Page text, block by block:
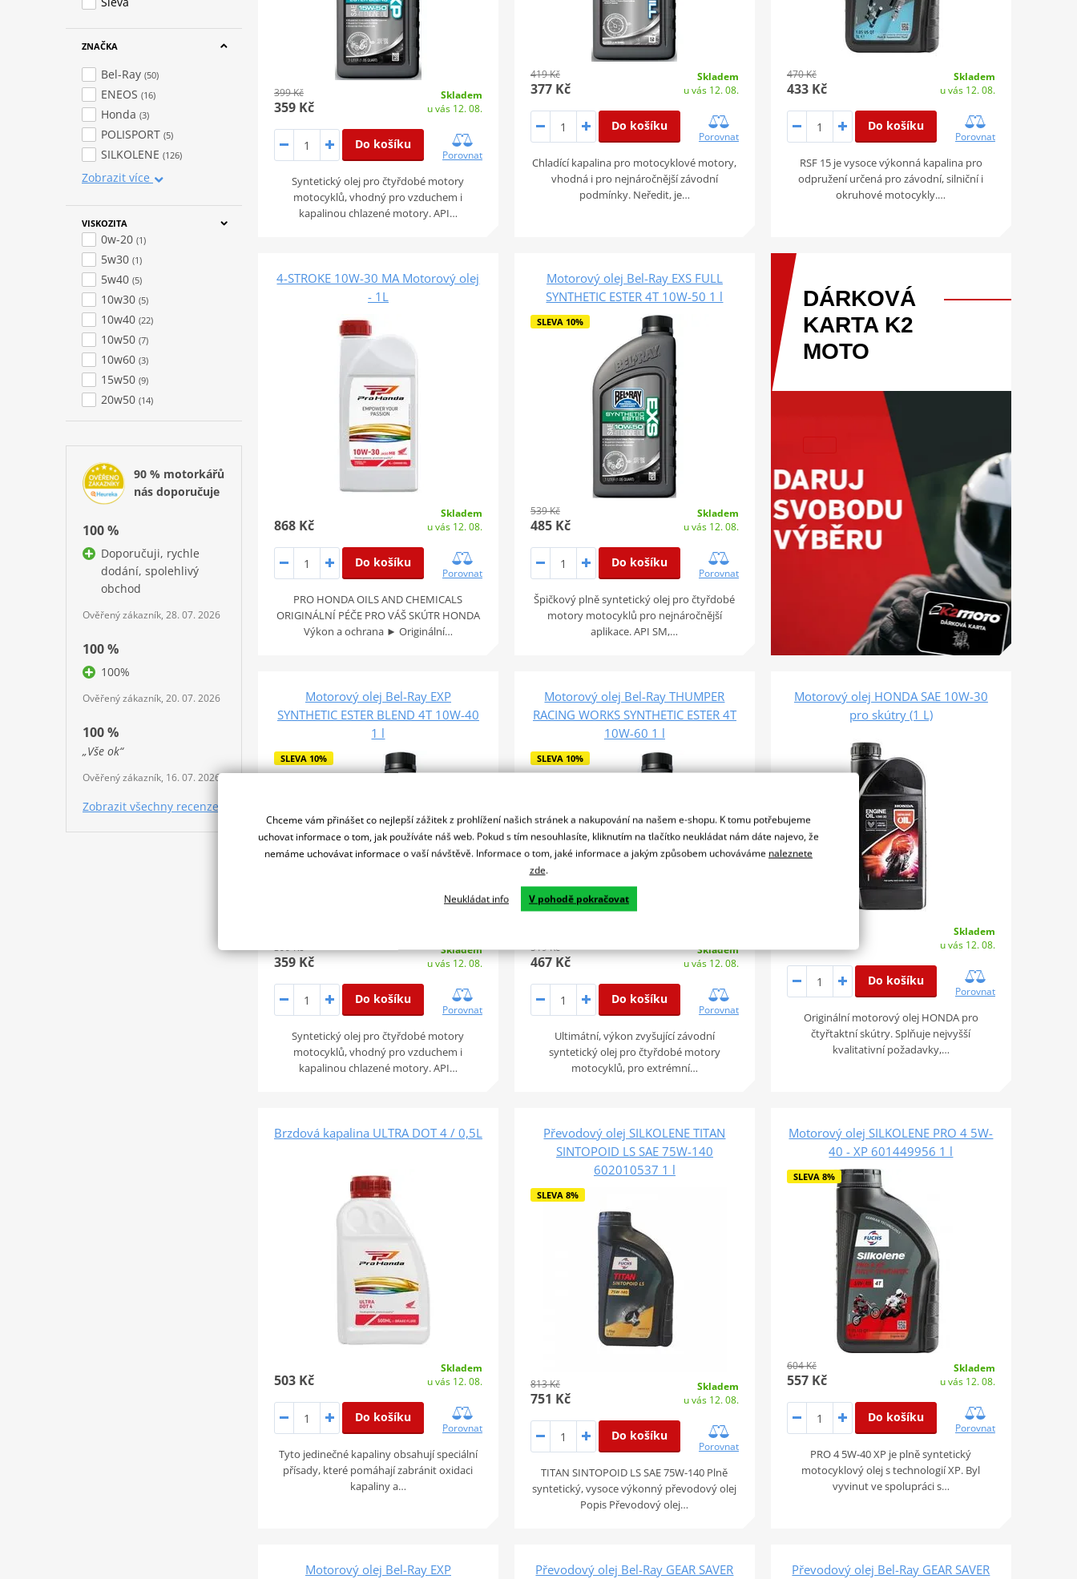
ZNAČKA
Bel-Ray (50)
ENEOS (16)
Honda (3)
POLISPORT (5)
SILKOLENE (126)
Zobrazit více
VISKOZITA
0w-20 (1)
5w30 (1)
5w40 (5)
10w30 (5)
10w40 (22)
10w50 (7)
10w60 (3)
15w50 (9)
20w50 (14)
90 % motorkářů
nás doporučuje
100 %
Doporučuji, rychle
dodání, spolehlivý
obchod
Ověřený zákazník, 28. 07. 2026
100 %
100%
Ověřený zákazník, 20. 07. 2026
100 %
„Vše ok“
Ověřený zákazník, 16. 07. 2026
Zobrazit všechny recenze
399 Kč
359 Kč
Skladem
u vás 12. 08.
Do košíku
Porovnat
Syntetický olej pro čtyřdobé motory
motocyklů, vhodný pro vzduchem i
kapalinou chlazené motory. API…
419 Kč
377 Kč
Skladem
u vás 12. 08.
Do košíku
Porovnat
Chladící kapalina pro motocyklové motory,
vhodná i pro nejnáročnější závodní
podmínky. Neředit, je…
470 Kč
433 Kč
Skladem
u vás 12. 08.
Do košíku
Porovnat
RSF 15 je vysoce výkonná kapalina pro
odpružení určená pro závodní, silniční i
okruhové motocykly.…
4-STROKE 10W-30 MA Motorový olej
- 1L
868 Kč
Skladem
u vás 12. 08.
Do košíku
Porovnat
PRO HONDA OILS AND CHEMICALS
ORIGINÁLNÍ PÉČE PRO VÁŠ SKÚTR HONDA
Výkon a ochrana ► Originální…
Motorový olej Bel-Ray EXS FULL
SYNTHETIC ESTER 4T 10W-50 1 l
SLEVA 10%
539 Kč
485 Kč
Skladem
u vás 12. 08.
Do košíku
Porovnat
Špičkový plně syntetický olej pro čtyřdobé
motory motocyklů pro nejnáročnější
aplikace. API SM,…
DÁRKOVÁ
KARTA K2
MOTO
Motorový olej Bel-Ray EXP
SYNTHETIC ESTER BLEND 4T 10W-40
1 l
SLEVA 10%
399 Kč
359 Kč
Skladem
u vás 12. 08.
Do košíku
Porovnat
Syntetický olej pro čtyřdobé motory
motocyklů, vhodný pro vzduchem i
kapalinou chlazené motory. API…
Motorový olej Bel-Ray THUMPER
RACING WORKS SYNTHETIC ESTER 4T
10W-60 1 l
SLEVA 10%
519 Kč
467 Kč
Skladem
u vás 12. 08.
Do košíku
Porovnat
Ultimátní, výkon zvyšující závodní
syntetický olej pro čtyřdobé motory
motocyklů, pro extrémní…
Motorový olej HONDA SAE 10W-30
pro skútry (1 L)
Skladem
u vás 12. 08.
Do košíku
Porovnat
Originální motorový olej HONDA pro
čtyřtaktní skútry. Splňuje nejvyšší
kvalitativní požadavky,…
Brzdová kapalina ULTRA DOT 4 / 0,5L
503 Kč
Skladem
u vás 12. 08.
Do košíku
Porovnat
Tyto jedinečné kapaliny obsahují speciální
přísady, které pomáhají zabránit oxidaci
kapaliny a…
Převodový olej SILKOLENE TITAN
SINTOPOID LS SAE 75W-140
602010537 1 l
SLEVA 8%
813 Kč
751 Kč
Skladem
u vás 12. 08.
Do košíku
Porovnat
TITAN SINTOPOID LS SAE 75W-140 Plně
syntetický, vysoce výkonný převodový olej
Popis Převodový olej…
Motorový olej SILKOLENE PRO 4 5W-
40 - XP 601449956 1 l
SLEVA 8%
604 Kč
557 Kč
Skladem
u vás 12. 08.
Do košíku
Porovnat
PRO 4 5W-40 XP je plně syntetický
motocyklový olej s technologií XP. Byl
vyvinut ve spolupráci s…
Motorový olej Bel-Ray EXP Převodový olej Bel-Ray GEAR SAVER Převodový olej Bel-Ray GEAR SAVER
Chceme vám přinášet co nejlepší zážitek z prohlížení našich stránek a nakupování na našem e-shopu. K tomu potřebujeme
uchovat informace o tom, jak používáte náš web. Pokud s tím nesouhlasíte, kliknutím na tlačítko neukládat nám dáte najevo, že
nemáme uchovávat informace o vaší návštěvě. Informace o tom, jaké informace a jakým způsobem uchováváme naleznete
zde.
Neukládat info V pohodě pokračovat